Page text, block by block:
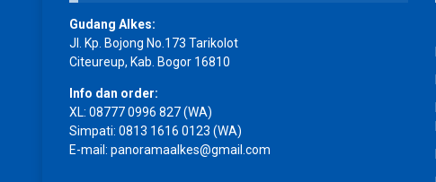
Gudang Alkes:
Jl. Kp. Bojong No.173 Tarikolot
Citeureup, Kab. Bogor 16810
Info dan order:
XL: 08777 0996 827(WA)
Simpati: 0813 1616 0123 (WA)
E-mail: panoramaalkes@gmail.com